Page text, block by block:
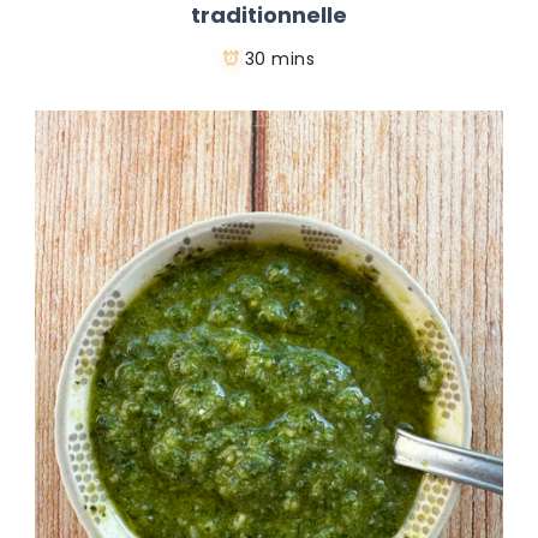
traditionnelle
30 mins